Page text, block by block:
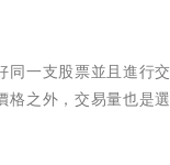
一支股票並且進行
之外，交易量也是